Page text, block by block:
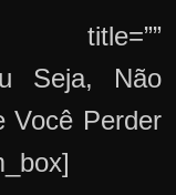
title=””
Seja, Não
Você Perder